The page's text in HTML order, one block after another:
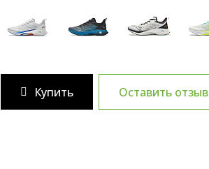
Купить Оставить отзыв